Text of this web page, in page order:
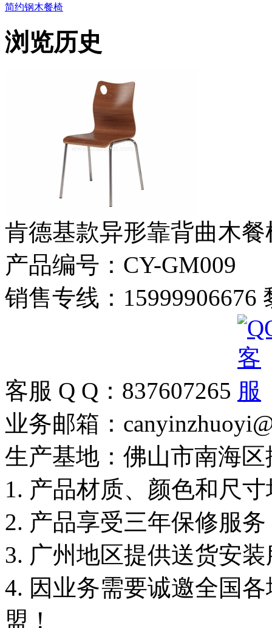
简约钢木餐椅
浏览历史
肯德基款异形靠背曲木餐
产品编号：CY-GM009
销售专线：15999906676
客服 Q Q：837607265
业务邮箱：
生产基地：佛山市南海
1. 产品材质、颜色和尺
2. 产品享受三年保修服
3. 广州地区提供送货安
4. 因业务需要诚邀全国
盟！